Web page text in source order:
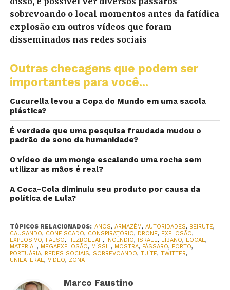
sobrevoando o local momentos antes da fatídica
explosão em outros vídeos que foram
disseminados nas redes sociais
Outras checagens que podem ser
importantes para você...
Cucurella levou a Copa do Mundo em uma sacola
plástica?
É verdade que uma pesquisa fraudada mudou o
padrão de sono da humanidade?
O vídeo de um monge escalando uma rocha sem
utilizar as mãos é real?
A Coca-Cola diminuiu seu produto por causa da
política de Lula?
TÓPICOS RELACIONADOS: ANOS, ARMAZÉM, AUTORIDADES, BEIRUTE,
CAUSANDO, CONFISCADO, CONSPIRATÓRIO, DRONE, EXPLOSÃO,
EXPLOSIVO, FALSO, HEZBOLLAH, INCÊNDIO, ISRAEL, LÍBANO, LOCAL,
MATERIAL, MEGAEXPLOSÃO, MÍSSIL, MOSTRA, PÁSSARO, PORTO,
PORTUÁRIA, REDES SOCIAIS, SOBREVOANDO, TUÍTE, TWITTER,
UNILATERAL, VIDEO, ZONA
Marco Faustino